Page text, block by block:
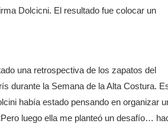
Dolcicni. El resultado fue colocar un
una retrospectiva de los zapatos del
durante la Semana de la Alta Costura.
había estado pensando en organizar
luego ella me planteó un desafío…